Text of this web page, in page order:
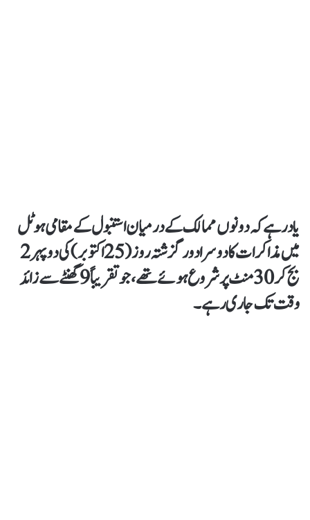
یاد رہے کہ دونوں ممالک کے درمیان استنبول کے مقامی ہوٹل
میں مذاکرات کا دوسرا دور گزشتہ روز (25 اکتوبر) کی دوپہر 2
بج کر 30 منٹ پر شروع ہوئے تھے، جو تقریباً 9 گھنٹے سے زائد
وقت تک جاری رہے۔